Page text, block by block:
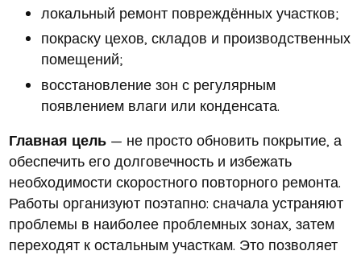
локальный ремонт повреждённых участков;
покраску цехов, складов и производственных
помещений;
восстановление зон с регулярным
появлением влаги или конденсата.
Главная цель— не просто обновить покрытие, а
обеспечить его долговечность и избежать
необходимости скоростного повторного ремонта.
Работы организуют поэтапно: сначала устраняют
проблемы в наиболее проблемных зонах, затем
переходят к остальным участкам. Это позволяет